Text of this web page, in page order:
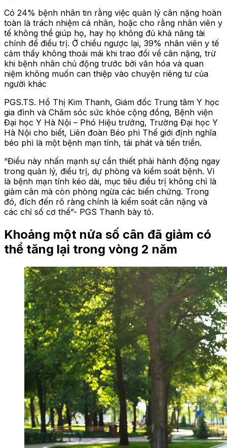
Có 24% bệnh nhân tin rằng việc quản lý cân nặng hoàn
toàn là trách nhiệm cá nhân, hoặc cho rằng nhân viên y
tế không thể giúp họ, hay họ không đủ khả năng tài
chính để điều trị. Ở chiều ngược lại, 39% nhân viên y tế
cảm thấy không thoải mái khi trao đổi về cân nặng, trừ
khi bệnh nhân chủ động trước bởi văn hóa và quan
niệm không muốn can thiệp vào chuyện riêng tư của
người khác
PGS.TS. Hồ Thị Kim Thanh, Giám đốc Trung tâm Y học
gia đình và Chăm sóc sức khỏe cộng đồng, Bệnh viện
Đại học Y Hà Nội – Phó Hiệu trưởng, Trường Đại học Y
Hà Nội cho biết, Liên đoàn Béo phì Thế giới định nghĩa
béo phì là một bệnh mạn tính, tái phát và tiến triển.
“Điều này nhấn mạnh sự cần thiết phải hành động ngay
trong quản lý, điều trị, dự phòng và kiểm soát bệnh. Vì
là bệnh mạn tính kéo dài, mục tiêu điều trị không chỉ là
giảm cân mà còn phòng ngừa các biến chứng. Trong
đó, đích đến rõ ràng chính là kiểm soát cân nặng và
các chỉ số cơ thể”- PGS Thanh bày tỏ.
Khoảng một nửa số cân đã giảm có
thể tăng lại trong vòng 2 năm